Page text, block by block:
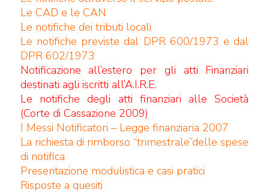
Le CAD e le CAN
Le notifiche dei tributi locali
Le notifiche previste dal DPR 600/1973 e dal
DPR 602/1973
Notificazione all’estero per gli atti Finanziari
destinati agli iscritti all’A.I.R.E.
Le notifiche degli atti finanziari alle Società
(Corte di Cassazione 2009)
I Messi Notificatori – Legge finanziaria 2007
La richiesta di rimborso “trimestrale”delle spese
di notifica
Presentazione modulistica e casi pratici
Risposte a quesiti